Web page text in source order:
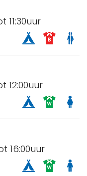
11:30uur
12:00uur
16:00uur